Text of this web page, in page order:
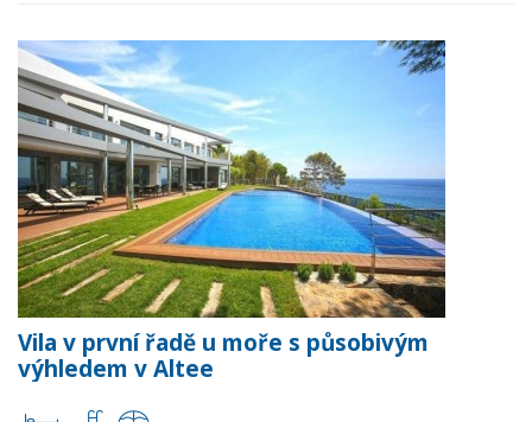
Vila v první řadě u moře s působivým
výhledem v Altee